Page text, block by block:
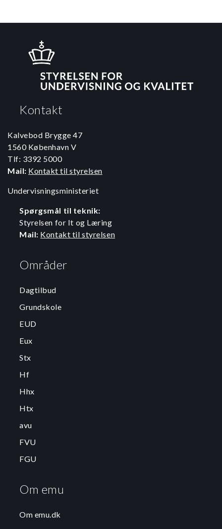
Kontakt
Kalvebod Brygge 47
1560 København V
Tlf: 3392 5000
Mail: Kontakt til styrelsen
Undervisningsministeriet
Spørgsmål til teknik:
Styrelsen for It og Læring
Mail: Kontakt til styrelsen
Områder
Dagtilbud
Grundskole
EUD
Eux
Stx
Hf
Hhx
Htx
avu
FVU
FGU
Om emu
Om emu.dk